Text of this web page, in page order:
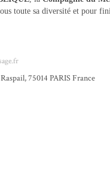
toute sa diversité et pour
75014 PARIS France